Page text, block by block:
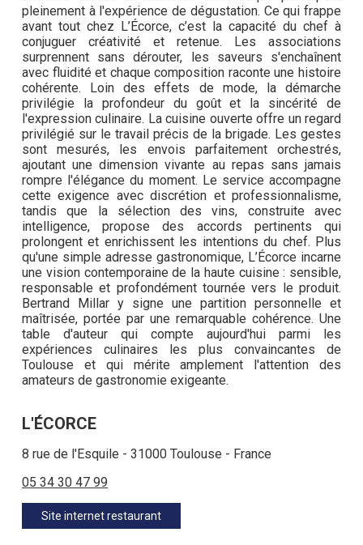
pleinement à l'expérience de dégustation. Ce qui frappe
avant tout chez L’Écorce, c’est la capacité du chef à
conjuguer créativité et retenue. Les associations
surprennent sans dérouter, les saveurs s'enchaînent
avec fluidité et chaque composition raconte une histoire
cohérente. Loin des effets de mode, la démarche
privilégie la profondeur du goût et la sincérité de
l'expression culinaire. La cuisine ouverte offre un regard
privilégié sur le travail précis de la brigade. Les gestes
sont mesurés, les envois parfaitement orchestrés,
ajoutant une dimension vivante au repas sans jamais
rompre l'élégance du moment. Le service accompagne
cette exigence avec discrétion et professionnalisme,
tandis que la sélection des vins, construite avec
intelligence, propose des accords pertinents qui
prolongent et enrichissent les intentions du chef. Plus
qu'une simple adresse gastronomique, L’Écorce incarne
une vision contemporaine de la haute cuisine : sensible,
responsable et profondément tournée vers le produit.
Bertrand Millar y signe une partition personnelle et
maîtrisée, portée par une remarquable cohérence. Une
table d'auteur qui compte aujourd'hui parmi les
expériences culinaires les plus convaincantes de
Toulouse et qui mérite amplement l'attention des
amateurs de gastronomie exigeante.
L'ÉCORCE
8 rue de l'Esquile - 31000 Toulouse - France
05 34 30 47 99
Site internet restaurant